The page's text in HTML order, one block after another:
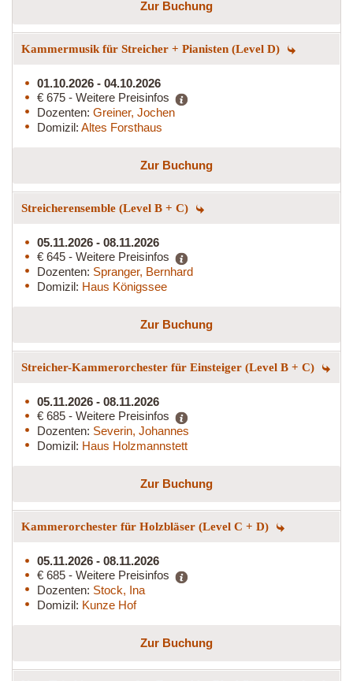
Zur Buchung
Kammermusik für Streicher + Pianisten (Level D)
01.10.2026 - 04.10.2026
€ 675 - Weitere Preisinfos
Dozenten: Greiner, Jochen
Domizil: Altes Forsthaus
Zur Buchung
Streicherensemble (Level B + C)
05.11.2026 - 08.11.2026
€ 645 - Weitere Preisinfos
Dozenten: Spranger, Bernhard
Domizil: Haus Königssee
Zur Buchung
Streicher-Kammerorchester für Einsteiger (Level B + C)
05.11.2026 - 08.11.2026
€ 685 - Weitere Preisinfos
Dozenten: Severin, Johannes
Domizil: Haus Holzmannstett
Zur Buchung
Kammerorchester für Holzbläser (Level C + D)
05.11.2026 - 08.11.2026
€ 685 - Weitere Preisinfos
Dozenten: Stock, Ina
Domizil: Kunze Hof
Zur Buchung